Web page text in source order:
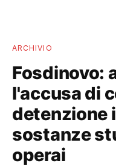
ARCHIVIO
Fosdinovo:
l'accusa di
detenzione
sostanze
operai